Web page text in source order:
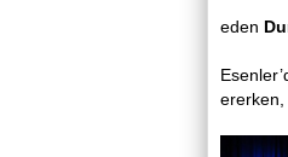
eden
ererken,